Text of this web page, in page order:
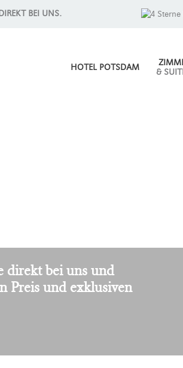
BEI UNS.
HOTEL POTSDAM
&
direkt bei uns und
Preis und exklusiven